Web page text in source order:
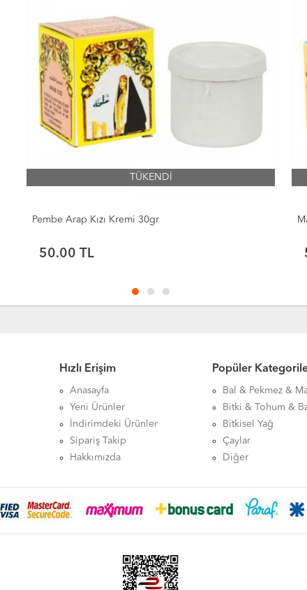
TÜKENDİ
Pembe Arap Kızı Kremi 30gr
50.00 TL
Hızlı Erişim
Anasayfa
Yeni Ürünler
İndirimdeki Ürünler
Sipariş Takip
Hakkımızda
Popüler
Bal & Pekmez &
Bitki & Tohum &
Bitkisel Yağ
Çaylar
Diğer